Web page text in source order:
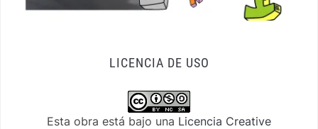
LICENCIA DE USO
Esta obra está bajo una Licencia Creative